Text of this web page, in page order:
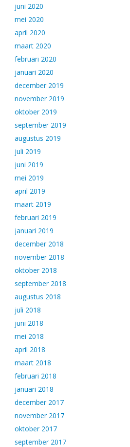
juni 2020
mei 2020
april 2020
maart 2020
februari 2020
januari 2020
december 2019
november 2019
oktober 2019
september 2019
augustus 2019
juli 2019
juni 2019
mei 2019
april 2019
maart 2019
februari 2019
januari 2019
december 2018
november 2018
oktober 2018
september 2018
augustus 2018
juli 2018
juni 2018
mei 2018
april 2018
maart 2018
februari 2018
januari 2018
december 2017
november 2017
oktober 2017
september 2017